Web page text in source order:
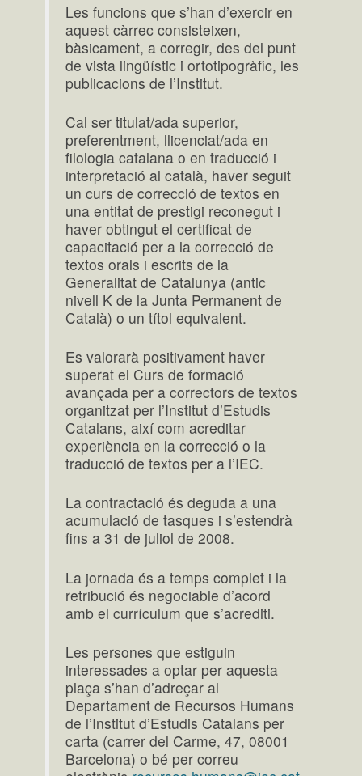
Les funcions que s’han d’exercir en
aquest càrrec consisteixen,
bàsicament, a corregir, des del punt
de vista lingüístic i ortotipogràfic, les
publicacions de l’Institut.
Cal ser titulat/ada superior,
preferentment, llicenciat/ada en
filologia catalana o en traducció i
interpretació al català, haver seguit
un curs de correcció de textos en
una entitat de prestigi reconegut i
haver obtingut el certificat de
capacitació per a la correcció de
textos orals i escrits de la
Generalitat de Catalunya (antic
nivell K de la Junta Permanent de
Català) o un títol equivalent.
Es valorarà positivament haver
superat el Curs de formació
avançada per a correctors de textos
organitzat per l’Institut d’Estudis
Catalans, així com acreditar
experiència en la correcció o la
traducció de textos per a l’IEC.
La contractació és deguda a una
acumulació de tasques i s’estendrà
fins a 31 de juliol de 2008.
La jornada és a temps complet i la
retribució és negociable d’acord
amb el currículum que s’acrediti.
Les persones que estiguin
interessades a optar per aquesta
plaça s’han d’adreçar al
Departament de Recursos Humans
de l’Institut d’Estudis Catalans per
carta (carrer del Carme, 47, 08001
Barcelona) o bé per correu